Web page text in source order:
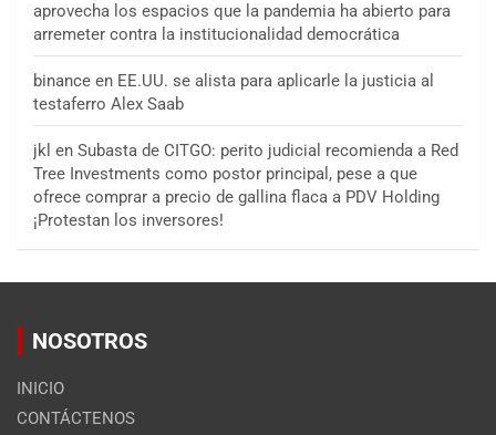
aprovecha los espacios que la pandemia ha abierto para
arremeter contra la institucionalidad democrática
binance en EE.UU. se alista para aplicarle la justicia al
testaferro Alex Saab
jkl en Subasta de CITGO: perito judicial recomienda a Red
Tree Investments como postor principal, pese a que
ofrece comprar a precio de gallina flaca a PDV Holding
¡Protestan los inversores!
NOSOTROS
INICIO
CONTÁCTENOS